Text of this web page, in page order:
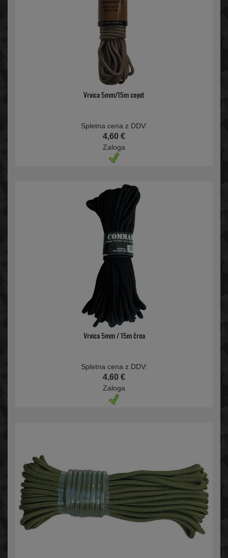
Vrvica 5mm/15m coyot
Spletna cena z DDV:
4,60 €
Zaloga
Vrvica 5mm / 15m črna
Spletna cena z DDV:
4,60 €
Zaloga